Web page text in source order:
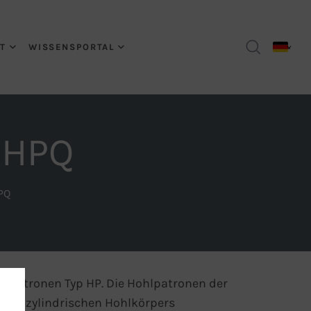
WISSENSPORTAL
Typ HP. Die Hohlpatronen der
zylindrischen Hohlkörpers